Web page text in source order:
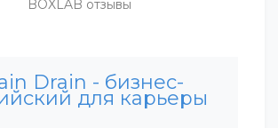
BOXLAB отзывы
Drain - бизнес-
для карьеры